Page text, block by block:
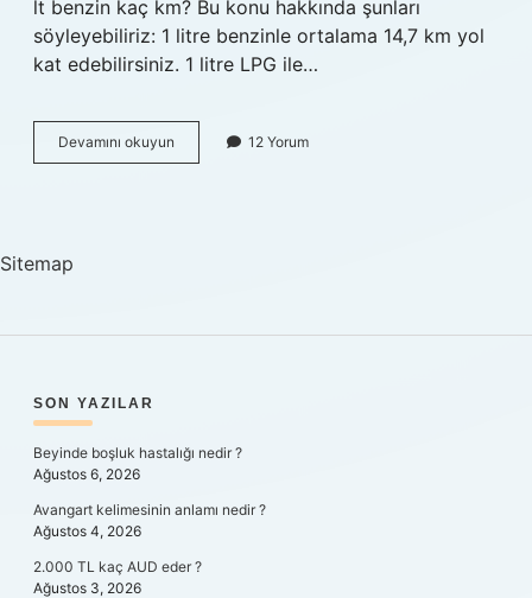
lt benzin kaç km? Bu konu hakkında şunları
söyleyebiliriz: 1 litre benzinle ortalama 14,7 km yol
kat edebilirsiniz. 1 litre LPG ile…
Devamını okuyun
Km
12 Yorum
Sitemap
SIDEBAR
SON YAZILAR
Beyinde boşluk hastalığı nedir ?
Ağustos 6, 2026
Avangart kelimesinin anlamı nedir ?
Ağustos 4, 2026
2.000 TL kaç AUD eder ?
Ağustos 3, 2026